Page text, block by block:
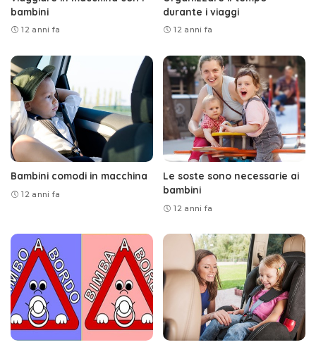
bambini
12 anni fa
durante i viaggi
12 anni fa
Bambini comodi in macchina
12 anni fa
Le soste sono necessarie ai
bambini
12 anni fa